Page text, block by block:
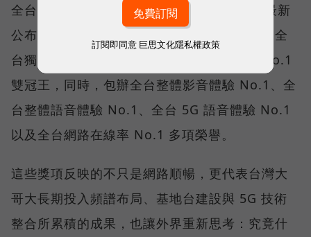
全台 No.1 」國際級榮譽，在 Opensignal 最新
公布的台灣行動網路體驗報告中，更一舉斬獲全
台獨有的「可靠性體驗」與「品質一致性」No.1
雙冠王，同時，包辦全台整體影音體驗 No.1、全
台整體語音體驗 No.1、全台 5G 語音體驗 No.1
以及全台網路在線率 No.1 多項榮譽。
這些獎項反映的不只是網路順暢，更代表台灣大
哥大長期投入頻譜布局、基地台建設與 5G 技術
整合所累積的成果，也讓外界重新思考：究竟什
訂閱即同意 巨思文化隱私權政策